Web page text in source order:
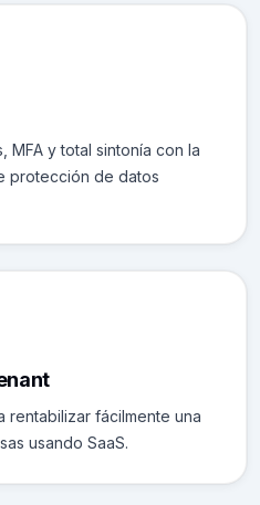
MFA y total sintonía con la
protección de datos
fácilmente una
usando SaaS.